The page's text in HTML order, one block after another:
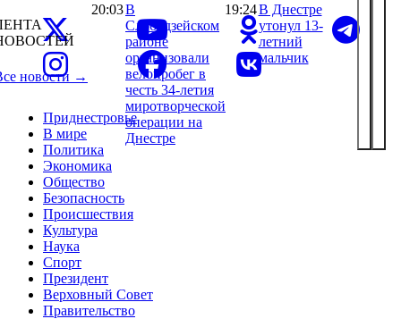
Приднестровье
В мире
Политика
Экономика
Общество
Безопасность
Происшествия
Культура
Наука
Спорт
Президент
Верховный Совет
Правительство
новости →
20:03В
Слободзейском
районе
организовали
велопробег в
честь 34-летия
миротворческой
операции на
Днестре
19:24В Днестре
утонул 13-
летний
мальчик